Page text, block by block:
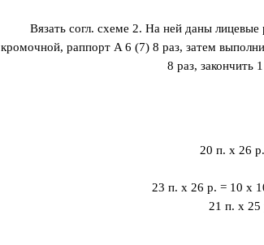
Вязать согл. схеме 2. На ней даны
кромочной, раппорт A 6 (7) 8 раз, затем
8 раз, закончить
20 п. х 26
23 п. х 26 р. = 10 x
21 п. х 25